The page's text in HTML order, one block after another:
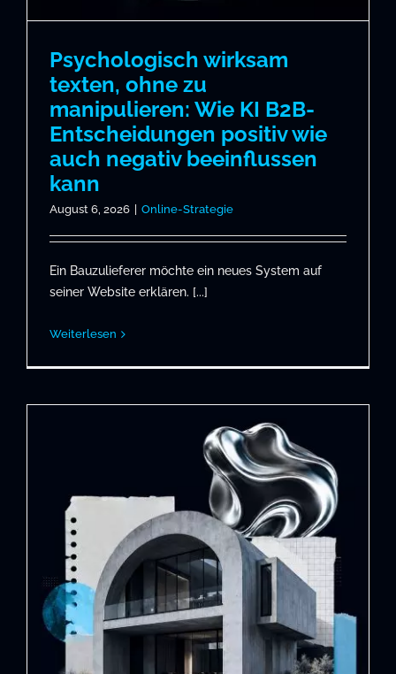
Psychologisch wirksam
texten, ohne zu
manipulieren: Wie KI B2B-
Entscheidungen positiv wie
auch negativ beeinflussen
kann
August 6, 2026 Online-Strategie
Ein Bauzulieferer möchte ein neues System auf
seiner Website erklären. [...]
Weiterlesen